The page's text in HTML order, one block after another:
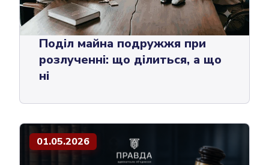
Поділ майна подружжя при
розлученні: що ділиться, а що
ні
01.05.2026